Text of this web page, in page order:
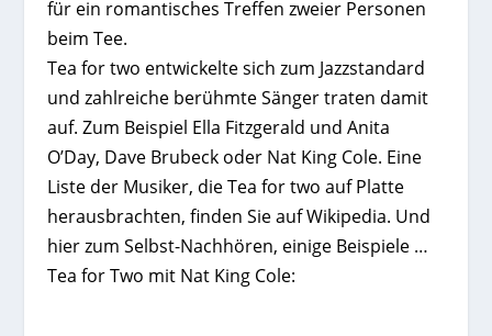
für ein romantisches Treffen zweier Personen
beim Tee.
Tea for two entwickelte sich zum Jazzstandard
und zahlreiche berühmte Sänger traten damit
auf. Zum Beispiel Ella Fitzgerald und Anita
O’Day, Dave Brubeck oder Nat King Cole. Eine
Liste der Musiker, die Tea for two auf Platte
herausbrachten, finden Sie auf Wikipedia. Und
hier zum Selbst-Nachhören, einige Beispiele …
Tea for Two mit Nat King Cole: